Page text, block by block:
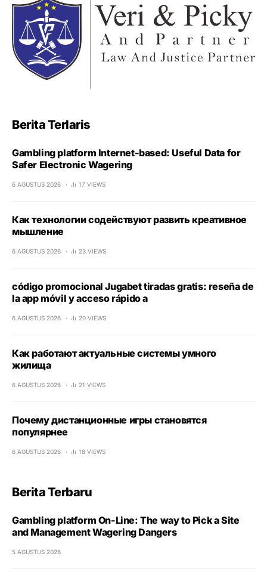
Berita Terlaris
Gambling platform Internet-based: Useful Data for
Safer Electronic Wagering
6 AGUSTUS 2026 17 VIEWS
Как технологии содействуют развить креативное
мышление
6 AGUSTUS 2026 23 VIEWS
código promocional Jugabet tiradas gratis: reseña de
la app móvil y acceso rápido a
6 AGUSTUS 2026 20 VIEWS
Как работают актуальные системы умного
жилища
6 AGUSTUS 2026 21 VIEWS
Почему дистанционные игры становятся
популярнее
6 AGUSTUS 2026 18 VIEWS
Berita Terbaru
Gambling platform On-Line: The way to Pick a Site
and Management Wagering Dangers
5 AGUSTUS 2026